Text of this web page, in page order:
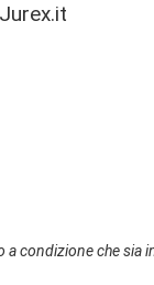
condizione che sia